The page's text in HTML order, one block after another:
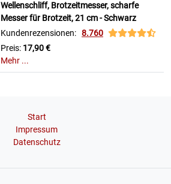
Wellenschliff, Brotzeitmesser, scharfe
Messer für Brotzeit, 21 cm - Schwarz
Kundenrezensionen: 8.760
Preis: 17,90 €
Mehr ...
Start
Impressum
Datenschutz